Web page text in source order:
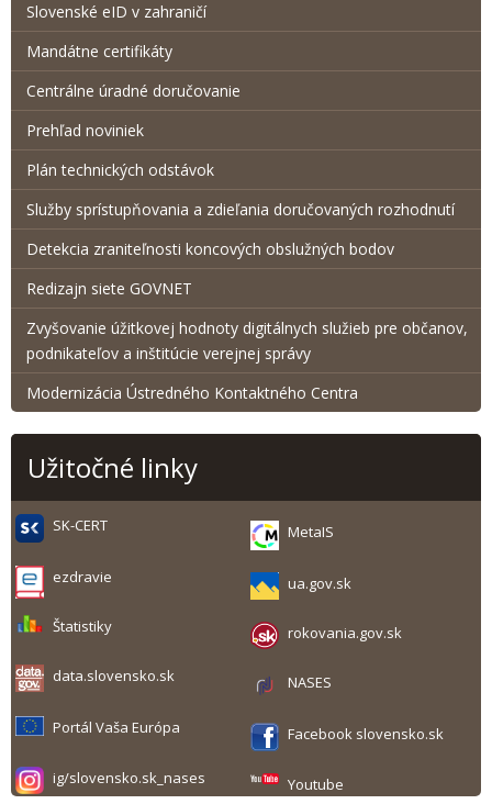
Slovenské eID v zahraničí
Mandátne certifikáty
Centrálne úradné doručovanie
Prehľad noviniek
Plán technických odstávok
Služby sprístupňovania a zdieľania doručovaných rozhodnutí
Detekcia zraniteľnosti koncových obslužných bodov
Redizajn siete GOVNET
Zvyšovanie úžitkovej hodnoty digitálnych služieb pre občanov,
podnikateľov a inštitúcie verejnej správy
Modernizácia Ústredného Kontaktného Centra
Užitočné linky
SK-CERT MetaIS
ezdravie ua.gov.sk
Štatistiky rokovania.gov.sk
data.slovensko.sk NASES
Portál Vaša Európa Facebook slovensko.sk
ig/slovensko.sk_nases Youtube